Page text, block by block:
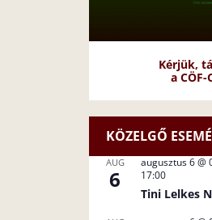
Kérjük,
a CÖF-
KÖZELGŐ
AUG
6
augusztus 6 @
17:00
Tini Lelkes